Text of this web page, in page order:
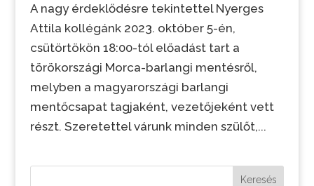
A nagy érdeklődésre tekintettel Nyerges
Attila kollégánk 2023. október 5-én,
csütörtökön 18:00-tól előadást tart a
törökországi Morca-barlangi mentésről,
melyben a magyarországi barlangi
mentőcsapat tagjaként, vezetőjeként vett
részt. Szeretettel várunk minden szülőt,...
Keresés